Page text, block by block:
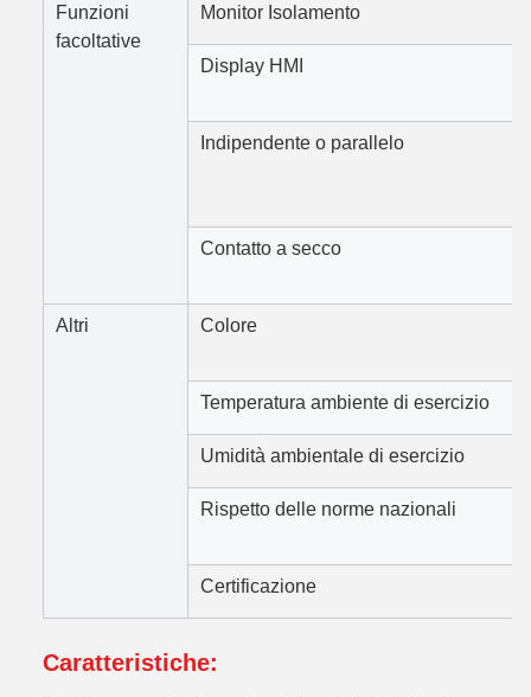
Funzioni
facoltative
Monitor Isolamento
Display HMI
Indipendente o parallelo
Contatto a secco
Altri Colore
Temperatura ambiente di esercizio
Umidità ambientale di esercizio
Rispetto delle norme nazionali
Certificazione
Caratteristiche: